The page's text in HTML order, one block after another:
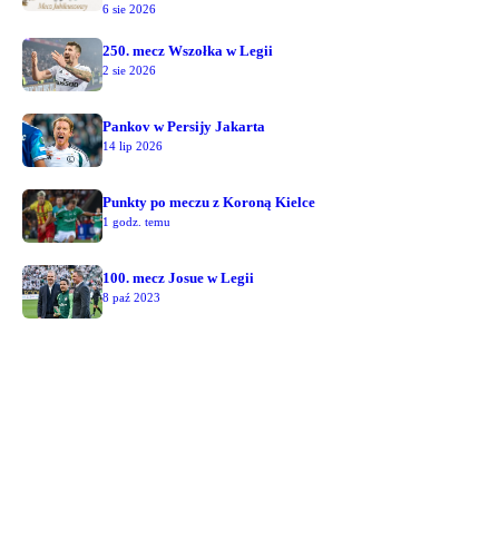
6 sie 2026
250. mecz Wszołka w Legii
2 sie 2026
Pankov w Persijy Jakarta
14 lip 2026
Punkty po meczu z Koroną Kielce
1 godz. temu
100. mecz Josue w Legii
8 paź 2023